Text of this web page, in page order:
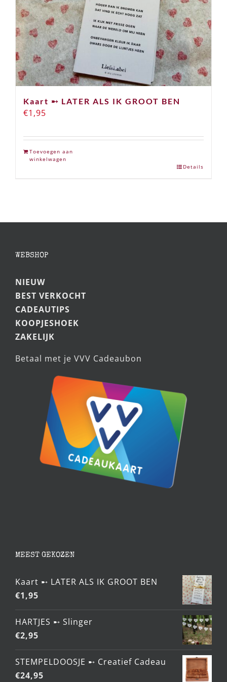
Kaart ➸ LATER ALS IK GROOT BEN
€1,95
Toevoegen aan
winkelwagen
Details
WEBSHOP
NIEUW
BEST VERKOCHT
CADEAUTIPS
KOOPJESHOEK
ZAKELIJK
Betaal met je VVV Cadeaubon
MEEST GEKOZEN
Kaart ➸ LATER ALS IK GROOT BEN
€1,95
HARTJES ➸ Slinger
€2,95
STEMPELDOOSJE ➸ Creatief Cadeau
€24,95